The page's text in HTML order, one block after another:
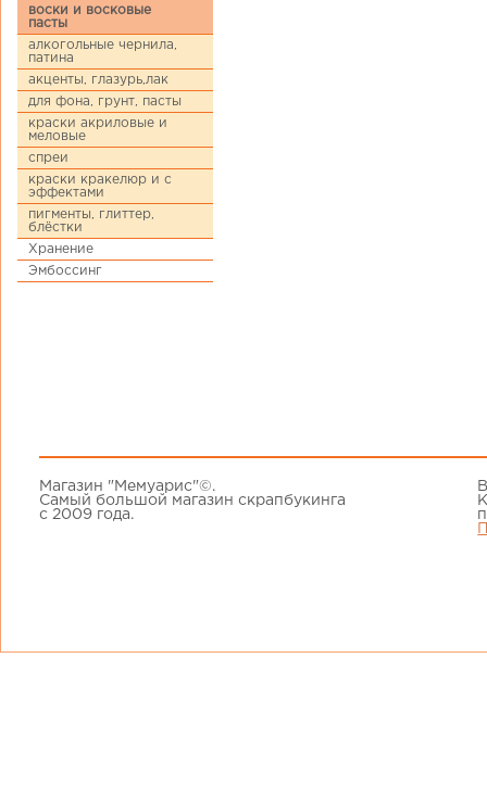
воски и восковые
пасты
алкогольные чернила,
патина
акценты, глазурь,лак
для фона, грунт, пасты
краски акриловые и
меловые
спреи
краски кракелюр и с
эффектами
пигменты, глиттер,
блёстки
Хранение
Эмбоссинг
Магазин "Мемуарис"©.
Самый большой магазин скрапбукинга
с 2009 года.